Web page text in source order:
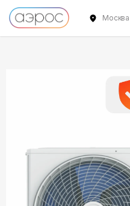
Москва
в наличии
в наличии
в наличии
в наличии
в наличии